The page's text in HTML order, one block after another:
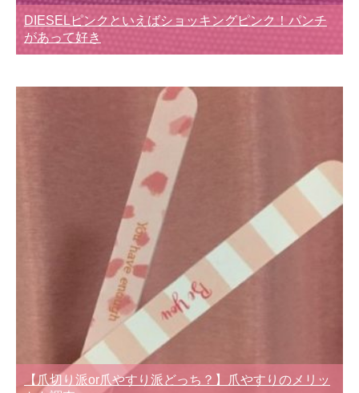
DIESELピンクといえばショッキングピンク！パンチ
があって好き
【爪切り派or爪やすり派どっち？】爪やすりのメリッ